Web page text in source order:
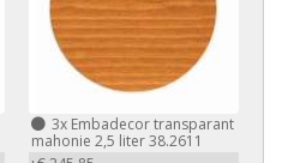
3xEmbadecor transparant
mahonie 2,5 liter 38.2611